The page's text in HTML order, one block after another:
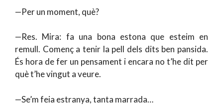
—Per un moment, què?
—Res. Mira: fa una bona estona que esteim en
remull. Començ a tenir la pell dels dits ben pansida.
És hora de fer un pensament i encara no t’he dit per
què t’he vingut a veure.
—Se’m feia estranya, tanta marrada…